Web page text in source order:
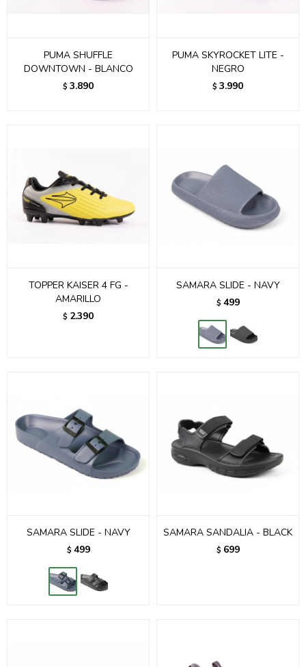
PUMA SHUFFLE
DOWNTOWN - BLANCO
$ 3.890
PUMA SKYROCKET LITE -
NEGRO
$ 3.990
TOPPER KAISER 4 FG -
AMARILLO
$ 2.390
SAMARA SLIDE - NAVY
$ 499
SAMARA SLIDE - NAVY
$ 499
SAMARA SANDALIA - BLACK
$ 699